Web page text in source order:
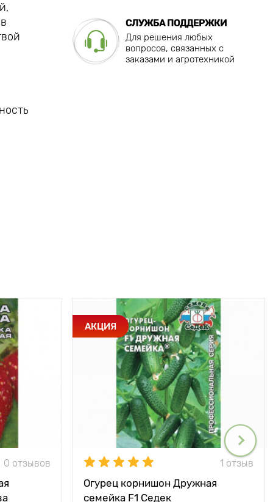
СЛУЖБА ПОДДЕРЖКИ
Для решения любых
вопросов, связанных с
заказами и агротехникой
0 отзывов
АКЦИЯ
1 отзыв
Огурец корнишон Дружная
семейка F1 Седек